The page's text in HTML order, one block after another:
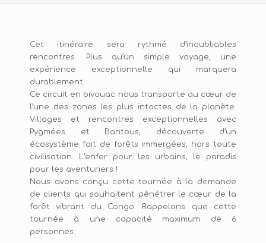
Cet itinéraire sera rythmé d’inoubliables
rencontres. Plus qu’un simple voyage, une
expérience exceptionnelle qui marquera
durablement.
Ce circuit en bivouac nous transporte au cœur de
l’une des zones les plus intactes de la planète.
Villages et rencontres exceptionnelles avec
Pygmées et Bantous, découverte d’un
écosystème fait de forêts immergées, hors toute
civilisation. L’enfer pour les urbains, le paradis
pour les aventuriers !
Nous avons conçu cette tournée à la demande
de clients qui souhaitent pénétrer le cœur de la
forêt vibrant du Congo. Rappelons que cette
tournée à une capacité maximum de 6
personnes.